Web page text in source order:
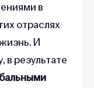
в
отраслях
И
в результате